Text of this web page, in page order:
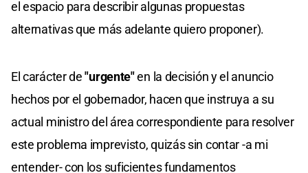
el espacio para describir algunas propuestas
alternativas que más adelante quiero proponer).
El carácter de"urgente"en la decisión y el anuncio
hechos por el gobernador, hacen que instruya a su
actual ministro del área correspondiente para resolver
este problema imprevisto, quizás sin contar -a mi
entender- con los suficientes fundamentos